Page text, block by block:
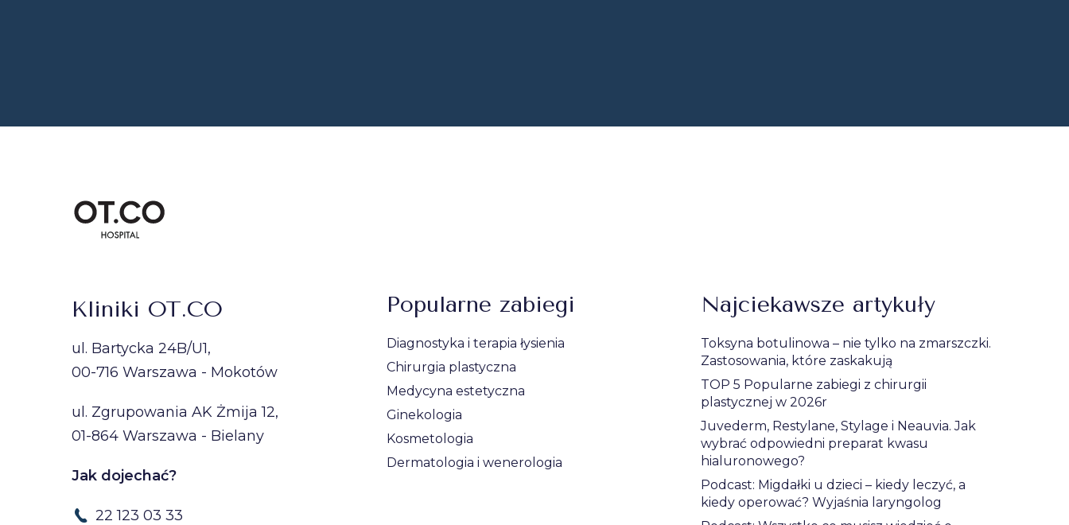
Kliniki OT.CO
ul. Bartycka 24B/U1,
00-716 Warszawa - Mokotów
ul. Zgrupowania AK Żmija 12,
01-864 Warszawa - Bielany
Jak dojechać?
22 123 03 33
Popularne zabiegi
Diagnostyka i terapia łysienia
Chirurgia plastyczna
Medycyna estetyczna
Ginekologia
Kosmetologia
Dermatologia i wenerologia
Najciekawsze artykuły
Toksyna botulinowa – nie tylko na zmarszczki.
Zastosowania, które zaskakują
TOP 5 Popularne zabiegi z chirurgii
plastycznej w 2026r
Juvederm, Restylane, Stylage i Neauvia. Jak
wybrać odpowiedni preparat kwasu
hialuronowego?
Podcast: Migdałki u dzieci – kiedy leczyć, a
kiedy operować? Wyjaśnia laryngolog